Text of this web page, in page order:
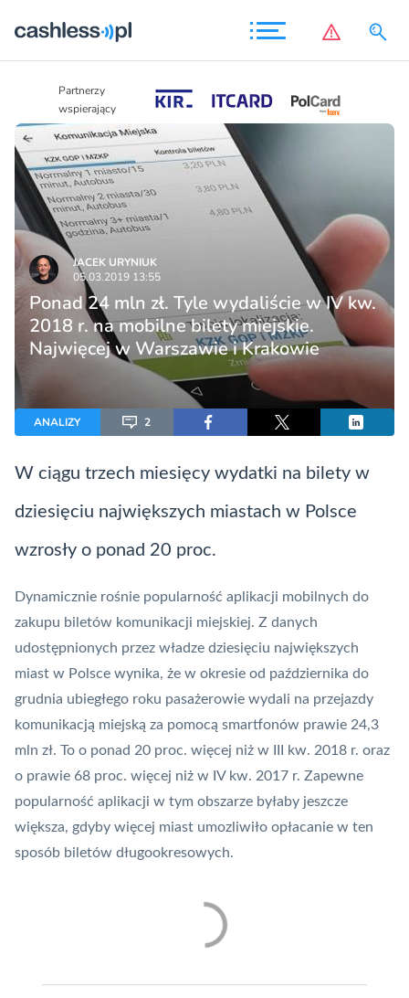
Partnerzy
wspierający
JACEK URYNIUK
05.03.2019 13:55
Ponad 24 mln zł. Tyle wydaliście w IV kw.
2018 r. na mobilne bilety miejskie.
Najwięcej w Warszawie i Krakowie
ANALIZY 2
W ciągu trzech miesięcy wydatki na bilety w
dziesięciu największych miastach w Polsce
wzrosły o ponad 20 proc.
Dynamicznie rośnie popularność aplikacji mobilnych do
zakupu biletów komunikacji miejskiej. Z danych
udostępnionych przez władze dziesięciu największych
miast w Polsce wynika, że w okresie od października do
grudnia ubiegłego roku pasażerowie wydali na przejazdy
komunikacją miejską za pomocą smartfonów prawie 24,3
mln zł. To o ponad 20 proc. więcej niż w III kw. 2018 r. oraz
o prawie 68 proc. więcej niż w IV kw. 2017 r. Zapewne
popularność aplikacji w tym obszarze byłaby jeszcze
większa, gdyby więcej miast umozliwiło opłacanie w ten
sposób biletów długookresowych.